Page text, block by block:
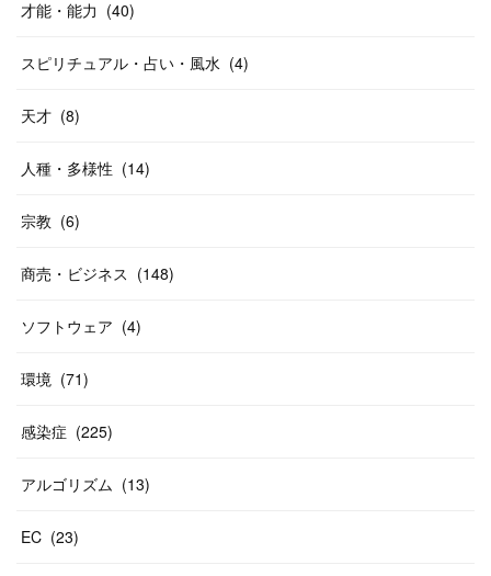
才能・能力 (40)
スピリチュアル・占い・風水 (4)
天才 (8)
人種・多様性 (14)
宗教 (6)
商売・ビジネス (148)
ソフトウェア (4)
環境 (71)
感染症 (225)
アルゴリズム (13)
EC (23)